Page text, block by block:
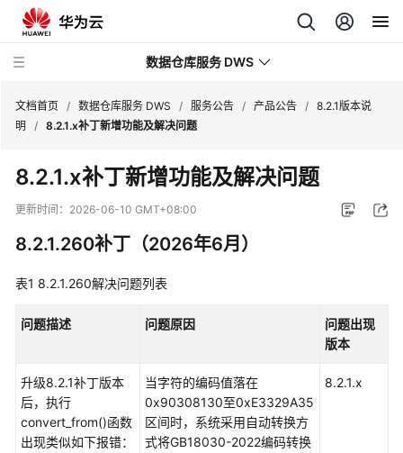
数据仓库服务 DWS
新
动
务
告
品
公
告
文档首页 / 数据仓库服务 DWS / 服务公告 / 产品公告 / 8.2.1版本说
明
/ 8.2.1.x补丁新增功能及解决问题
8.2.1.x补丁新增功能及解决问题
更新时间： 2026-06-10 GMT+08:00
8.2.1.260补丁（2026年6月）
表1 8.2.1.260解决问题列表
问题描述 问题原因
问题出现
版本
升级8.2.1补丁版本
后，执行
convert_from()函数
出现类似如下报错：
当字符的编码值落在
0x90308130至0xE3329A35
区间时，系统采用自动转换方
式将GB18030-2022编码转换
8.2.1.x